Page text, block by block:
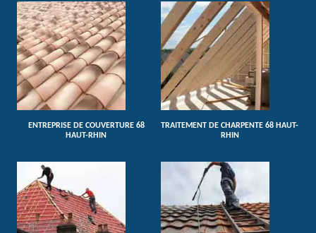
ENTREPRISE DE COUVERTURE 68
HAUT-RHIN
TRAITEMENT DE CHARPENTE 68 HAUT-
RHIN